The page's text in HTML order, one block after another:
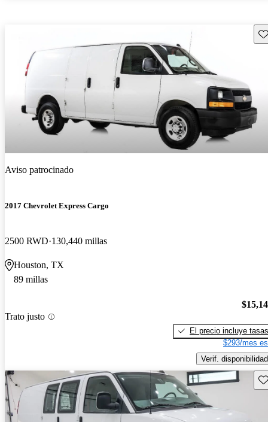
Aviso patrocinado
2017 Chevrolet Express Cargo
2500 RWD 130,440 millas
Houston, TX
89 millas
Trato justo
El precio incluye tasas
$293/mes
Verif. disponibilidad